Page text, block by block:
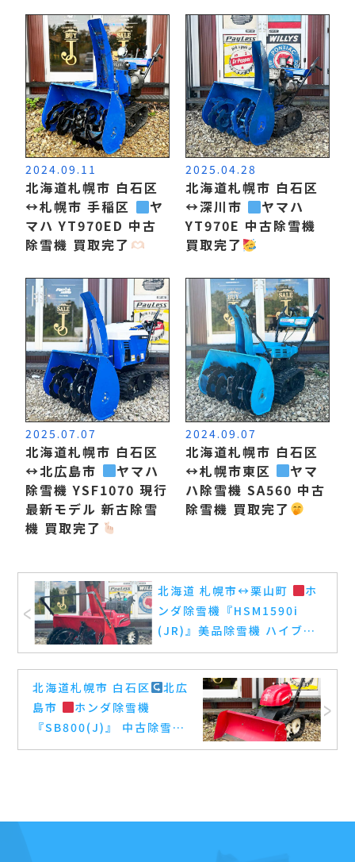
2024.09.11
北海道札幌市 白石区
↔️札幌市 手稲区
ヤ
マハ YT970ED 中古
除雪機 買取完了
2025.04.28
北海道札幌市 白石区
↔️深川市
ヤマハ
YT970E 中古除雪機
買取完了
2025.07.07
北海道札幌市 白石区
↔️北広島市
ヤマハ
除雪機 YSF1070 現行
最新モデル 新古除雪
機 買取完了
2024.09.07
北海道札幌市 白石区
↔️札幌市東区
ヤマ
ハ除雪機 SA560 中古
除雪機 買取完了
北海道 札幌市↔️栗山町
ホ
ンダ除雪機『HSM1590i
(JR)』美品除雪機 ハイブリ
ッド オーガローリング搭載
機 買取完了
北海道札幌市 白石区
北広
島市
ホンダ除雪機
『SB800(J)』 中古除雪機
買取完了